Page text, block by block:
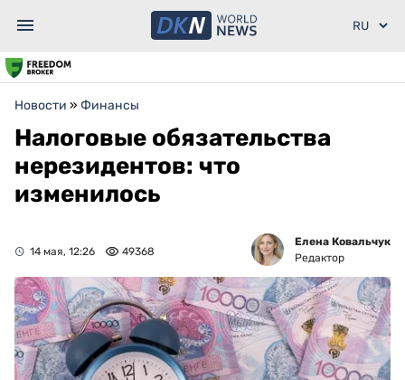
Новости » Финансы
Налоговые обязательства
нерезидентов: что
изменилось
14 мая, 12:26 49368
Елена Ковальчук
Редактор